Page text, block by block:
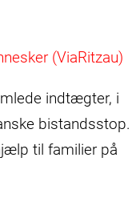
(ViaRitzau)
indtægter, i
bistandsstop.
til familier på